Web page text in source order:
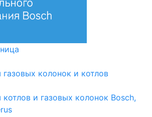
газовых колонок и котлов
котлов и газовых колонок Bosch,